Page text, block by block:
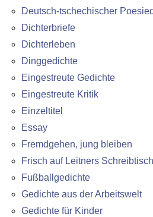
Deutsch-tschechischer
Dichterbriefe
Dichterleben
Dinggedichte
Eingestreute Gedichte
Eingestreute Kritik
Einzeltitel
Essay
Fremdgehen, jung bleiben
Frisch auf Leitners Schreibtisch
Fußballgedichte
Gedichte aus der Arbeitswelt
Gedichte für Kinder